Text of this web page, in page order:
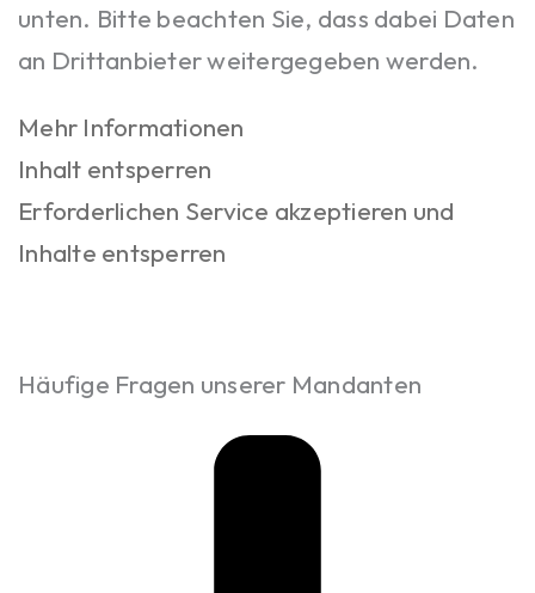
unten. Bitte beachten Sie, dass dabei Daten
an Drittanbieter weitergegeben werden.
Mehr Informationen
Inhalt entsperren
Erforderlichen Service akzeptieren und
Inhalte entsperren
Häufige Fragen unserer Mandanten